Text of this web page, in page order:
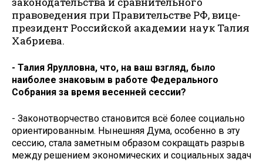
правоведения при Правительстве РФ, вице-
президент Российской академии наук Талия
Хабриева.
- Талия Ярулловна, что, на ваш взгляд, было
наиболее знаковым в работе Федерального
Собрания за время весенней сессии?
- Законотворчество становится всё более социально
ориентированным. Нынешняя Дума, особенно в эту
сессию, стала заметным образом сокращать разрыв
между решением экономических и социальных задач